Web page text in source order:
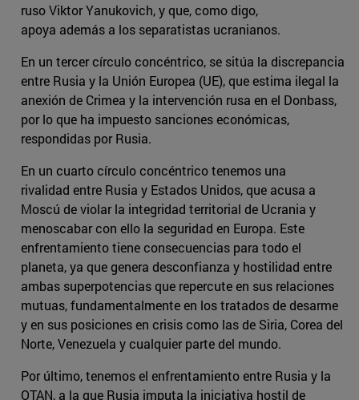
ruso Viktor Yanukovich, y que, como digo,
apoya además a los separatistas ucranianos.
En un tercer círculo concéntrico, se sitúa la discrepancia
entre Rusia y la Unión Europea (UE), que estima ilegal la
anexión de Crimea y la intervención rusa en el Donbass,
por lo que ha impuesto sanciones económicas,
respondidas por Rusia.
En un cuarto círculo concéntrico tenemos una
rivalidad entre Rusia y Estados Unidos, que acusa a
Moscú de violar la integridad territorial de Ucrania y
menoscabar con ello la seguridad en Europa. Este
enfrentamiento tiene consecuencias para todo el
planeta, ya que genera desconfianza y hostilidad entre
ambas superpotencias que repercute en sus relaciones
mutuas, fundamentalmente en los tratados de desarme
y en sus posiciones en crisis como las de Siria, Corea del
Norte, Venezuela y cualquier parte del mundo.
Por último, tenemos el enfrentamiento entre Rusia y la
OTAN, a la que Rusia imputa la iniciativa hostil de